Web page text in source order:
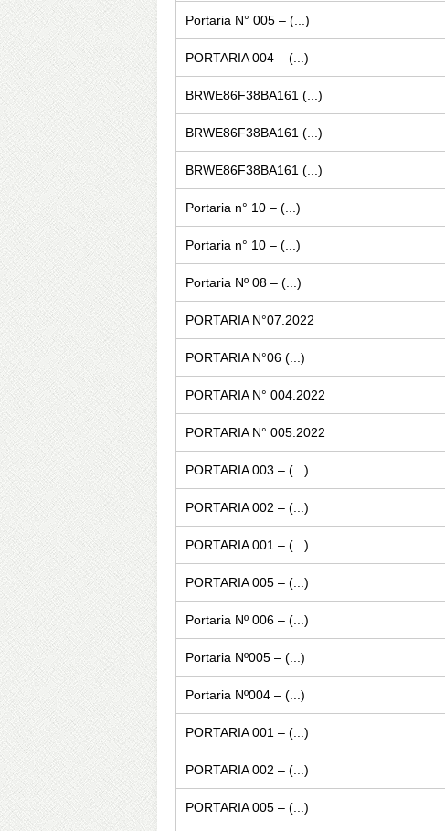
Portaria N° 005 – (...)
PORTARIA 004 – (...)
BRWE86F38BA161 (...)
BRWE86F38BA161 (...)
BRWE86F38BA161 (...)
Portaria n° 10 – (...)
Portaria n° 10 – (...)
Portaria Nº 08 – (...)
PORTARIA N°07.2022
PORTARIA N°06 (...)
PORTARIA N° 004.2022
PORTARIA N° 005.2022
PORTARIA 003 – (...)
PORTARIA 002 – (...)
PORTARIA 001 – (...)
PORTARIA 005 – (...)
Portaria Nº 006 – (...)
Portaria Nº005 – (...)
Portaria Nº004 – (...)
PORTARIA 001 – (...)
PORTARIA 002 – (...)
PORTARIA 005 – (...)